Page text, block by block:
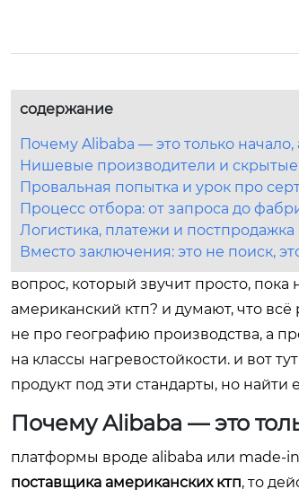
содержание
Почему Alibaba — это только начало,
Нишевые производители и
Провальная попытка и урок про
Процесс отбора: от запроса до
Логистика, платежи и постпродажка
Вместо заключения: это не поиск,
вопрос, который звучит просто,
американский ктп? и думают, что
не про географию производства, а
на классы нагревостойкости. и вот
продукт под эти стандарты, но
Почему Alibaba — это
платформы вроде alibaba или made-
поставщика американских ктп, то